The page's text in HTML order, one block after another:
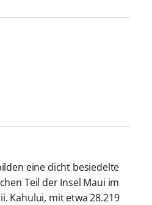
eine dicht besiedelte
Teil der Insel Maui im
Kahului, mit etwa 28.219